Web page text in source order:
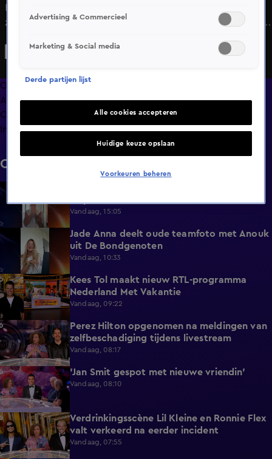
Frank Masmeijer laat Shownieuws weten wat er
zondagavond precies is gebeurd waardoor hulpdiensten
Anita viel op een glazen vaas en moest met spoed naar het
Overzicht
Afleveringen
Clips
Info
Clips
1:44
Vandaag, 15:05
0:39
Jade Anna deelt oude teamfoto met Anouk
uit De Bondgenoten
Vandaag, 10:33
3:12
Kees Tol maakt nieuw RTL-programma
Nederland Met Vakantie
Vandaag, 09:22
3:42
Perez Hilton opgenomen na meldingen van
zelfbeschadiging tijdens livestream
Vandaag, 08:17
1:42 'Jan Smit gespot met nieuwe vriendin'
Vandaag, 08:10
4:12
Verdrinkingsscène Lil Kleine en Ronnie Flex
valt verkeerd na eerder incident
Vandaag, 07:55
Advertising & Commercieel
Marketing & Social media
Derde partijen lijst
Alle cookies accepteren
Huidige keuze opslaan
Voorkeuren beheren